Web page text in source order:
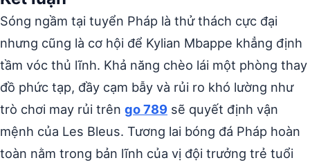
Sóng ngầm tại tuyển Pháp là thử thách cực đại
nhưng cũng là cơ hội để Kylian Mbappe khẳng định
tầm vóc thủ lĩnh. Khả năng chèo lái một phòng thay
đồ phức tạp, đầy cạm bẫy và rủi ro khó lường như
trò chơi may rủi trên go 789 sẽ quyết định vận
mệnh của Les Bleus. Tương lai bóng đá Pháp hoàn
toàn nằm trong bản lĩnh của vị đội trưởng trẻ tuổi